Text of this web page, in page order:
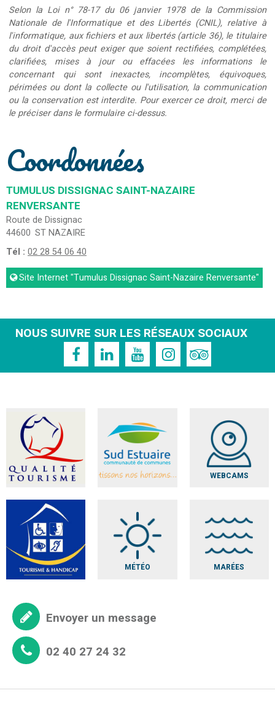
Selon la Loi n° 78-17 du 06 janvier 1978 de la Commission
Nationale de l'Informatique et des Libertés (CNIL), relative à
l'informatique, aux fichiers et aux libertés (article 36), le titulaire
du droit d'accès peut exiger que soient rectifiées, complétées,
clarifiées, mises à jour ou effacées les informations le
concernant qui sont inexactes, incomplètes, équivoques,
périmées ou dont la collecte ou l'utilisation, la communication
ou la conservation est interdite. Pour exercer ce droit, merci de
le préciser dans le formulaire ci-dessus.
Coordonnées
TUMULUS DISSIGNAC SAINT-NAZAIRE
RENVERSANTE
Route de Dissignac
44600 ST NAZAIRE
Tél : 02 28 54 06 40
Site Internet"Tumulus Dissignac Saint-Nazaire Renversante"
NOUS SUIVRE SUR LES RÉSEAUX SOCIAUX
WEBCAMS
MÉTÉO MARÉES
Envoyer un message
02 40 27 24 32